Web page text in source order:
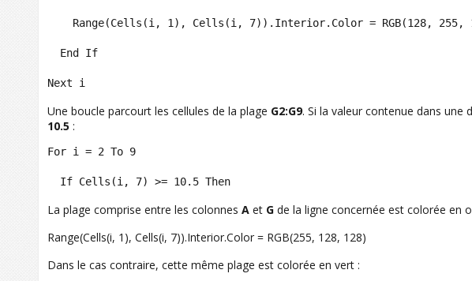
Range(Cells(i, 1), Cells(i, 7)).Interior.Color = RGB(128, 255,
End If
Next i
Une boucle parcourt les cellules de la plage G2:G9. Si la valeur contenue dans une
10.5 :
For i = 2 To 9
If Cells(i, 7) >= 10.5 Then
La plage comprise entre les colonnes A et G de la ligne concernée est colorée en
Range(Cells(i, 1), Cells(i, 7)).Interior.Color = RGB(255, 128, 128)
Dans le cas contraire, cette même plage est colorée en vert :